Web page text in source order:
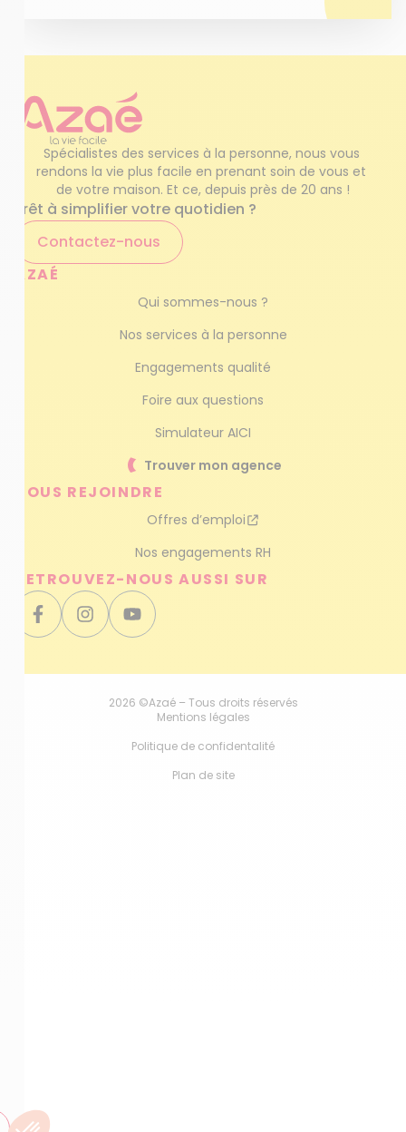
Spécialistes des services à la personne, nous vous
rendons la vie plus facile en prenant soin de vous et
de votre maison. Et ce, depuis près de 20 ans !
Prêt à simplifier votre quotidien ?
Contactez-nous
AZAÉ
Qui sommes-nous ?
Nos services à la personne
Engagements qualité
Foire aux questions
Simulateur AICI
Trouver mon agence
NOUS REJOINDRE
Offres d’emploi
Nos engagements RH
RETROUVEZ-NOUS AUSSI SUR
2026 ©Azaé – Tous droits réservés
Mentions légales
Politique de confidentalité
Plan de site